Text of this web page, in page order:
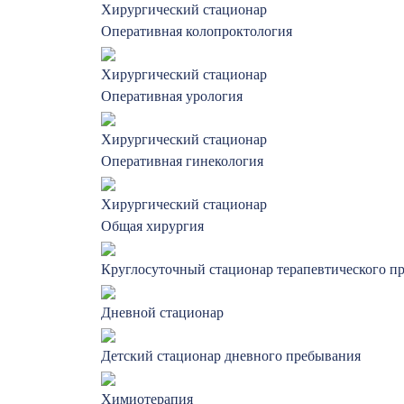
Хирургический стационар
Оперативная колопроктология
Хирургический стационар
Оперативная урология
Хирургический стационар
Оперативная гинекология
Хирургический стационар
Общая хирургия
Круглосуточный стационар терапевтического
Дневной стационар
Детский стационар дневного пребывания
Химиотерапия